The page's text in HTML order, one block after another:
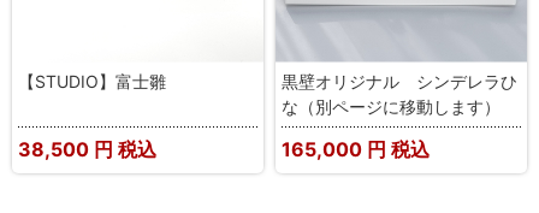
【STUDIO】富士雛
38,500 円 税込
黒壁オリジナル シンデレラひ
な（別ページに移動します）
165,000 円 税込